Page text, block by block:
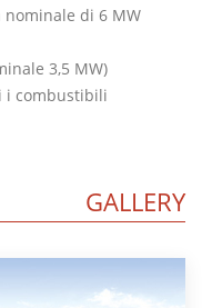
nominale di 6 MW
3,5 MW)
i combustibili
GALLERY